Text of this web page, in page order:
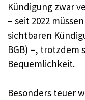
Kündigung zwar
– seit 2022
sichtbaren
BGB) –, trotzdem
Bequemlichkeit.
Besonders teuer